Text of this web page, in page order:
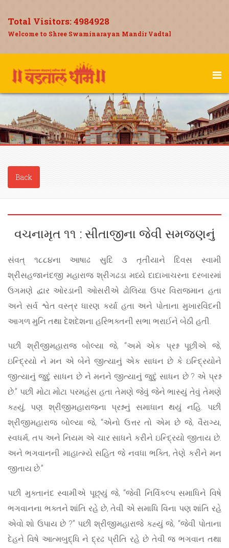
Total Visitors:4984928
Welcome to Shree Swaminarayan Mandir Vadtal
Back
વચનામૃત ૧૧ : સીતાજીના જેવી સમજણનું
સંવત્ ૧૮૮૪ના આષાઢ સુદિ ૩ તૃતીયાને દિવસ સ્વામી
શ્રીસહજાનંદજી મહારાજ શ્રીગઢડા મધ્યે દાદાખાચરના દરબારમાં
ઉગમણે દ્વાર ઓરડાની ઓસરીએ ઢોલિયા ઉપર વિરાજમાન હતા
અને સર્વ શ્વેત વસ્ત્ર ધારણ કર્યા હતા અને પોતાના મુખારવિંદની
આગળ મુનિ તથા દેશદેશના હરિભક્તની સભા ભરાઈને બેઠી હતી.
પછી શ્રીજીમહારાજ બોલ્યા જે, “અમે એક પ્રશ્ન પૂછીએ જે,
ઇન્દ્રિયો ને મન એ બેને જીત્યાનું એક સાધન છે કે ઇન્દ્રિયોને
જીત્યાનું જુદું સાધન છે ને મનને જીત્યાનું જુદું સાધન છે ? એ પ્રશ્ન
છે.” પછી મોટા મોટા પરમહંસ હતા તેમણે જેવું જેને ભાસ્યું તેવું તેમણે
કહ્યું, પણ શ્રીજીમહારાજના પ્રશ્નનું સમાધાન થયું નહિ. પછી
શ્રીજીમહારાજ બોલ્યા જે, “એનો ઉત્તર તો એમ છે જે, વૈરાગ્ય,
સ્વધર્મ, તપ અને નિયમ એ ચાર સાધને કરીને ઇન્દ્રિયો જીતાય છે.
અને ભગવાનની માહાત્મ્યે સહિત જે નવધા ભક્તિ, તેણે કરીને મન
જીતાય છે.”
પછી મુક્તાનંદ સ્વામીએ પૂછ્યું જે, “જેવી નિર્વિકલ્પ સમાધિને વિષે
ભગવાનના ભક્તને શાંતિ રહે છે, તેવી એ સમાધિ વિના પણ શાંતિ રહે
એવો શો ઉપાય છે ?” પછી શ્રીજીમહારાજે કહ્યું જે, “જેવી પોતાના
દેહને વિષે આત્મબુદ્ધિ ને દ્રઢ પ્રીતિ રહે છે તેવી જ ભગવાન તથા